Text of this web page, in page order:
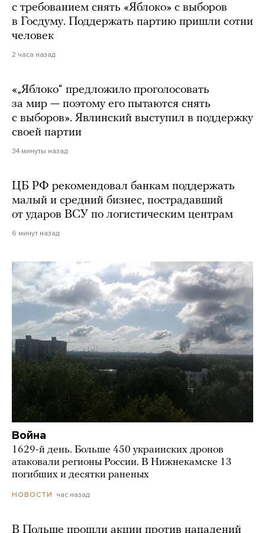
с требованием снять «Яблоко» с выборов
в Госдуму. Поддержать партию пришли сотни
человек
2 часа назад
«„Яблоко“ предложило проголосовать
за мир — поэтому его пытаются снять
с выборов». Явлинский выступил в поддержку
своей партии
34 минуты назад
ЦБ РФ рекомендовал банкам поддержать
малый и средний бизнес, пострадавший
от ударов ВСУ по логистическим центрам
6 минут назад
Война
1629-й день. Больше 450 украинских дронов
атаковали регионы России. В Нижнекамске 13
погибших и десятки раненых
НОВОСТИ час назад
В Польше прошли акции против нападений